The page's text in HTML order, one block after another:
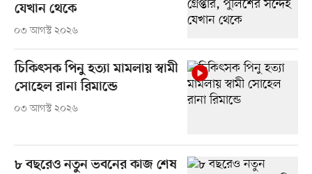
যেখান থেকে
০৩ আগস্ট ২০২৬
চিকিৎসক পিনু হত্যা মামলায় স্বামী
সোহেল রানা রিমান্ডে
০৩ আগস্ট ২০২৬
৮ বছরেও নতুন ভবনের কাজ শেষ